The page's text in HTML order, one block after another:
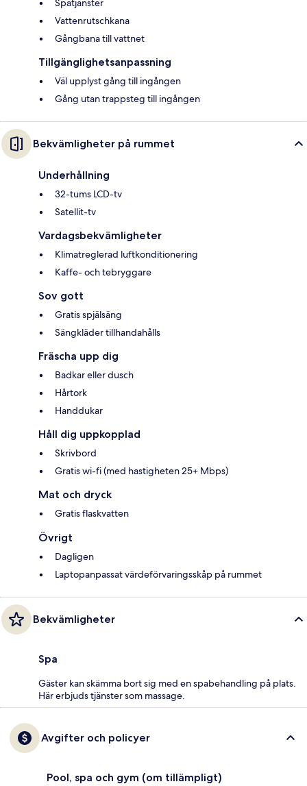
Spatjänster
Vattenrutschkana
Gångbana till vattnet
Tillgänglighetsanpassning
Väl upplyst gång till ingången
Gång utan trappsteg till ingången
Bekvämligheter på rummet
Underhållning
32-tums LCD-tv
Satellit-tv
Vardagsbekvämligheter
Klimatreglerad luftkonditionering
Kaffe- och tebryggare
Sov gott
Gratis spjälsäng
Sängkläder tillhandahålls
Fräscha upp dig
Badkar eller dusch
Hårtork
Handdukar
Håll dig uppkopplad
Skrivbord
Gratis wi-fi (med hastigheten 25+ Mbps)
Mat och dryck
Gratis flaskvatten
Övrigt
Dagligen
Laptopanpassat värdeförvaringsskåp på rummet
Bekvämligheter
Spa
Gäster kan skämma bort sig med en spabehandling på plats.
Här erbjuds tjänster som massage.
Avgifter och policyer
Pool, spa och gym (om tillämpligt)